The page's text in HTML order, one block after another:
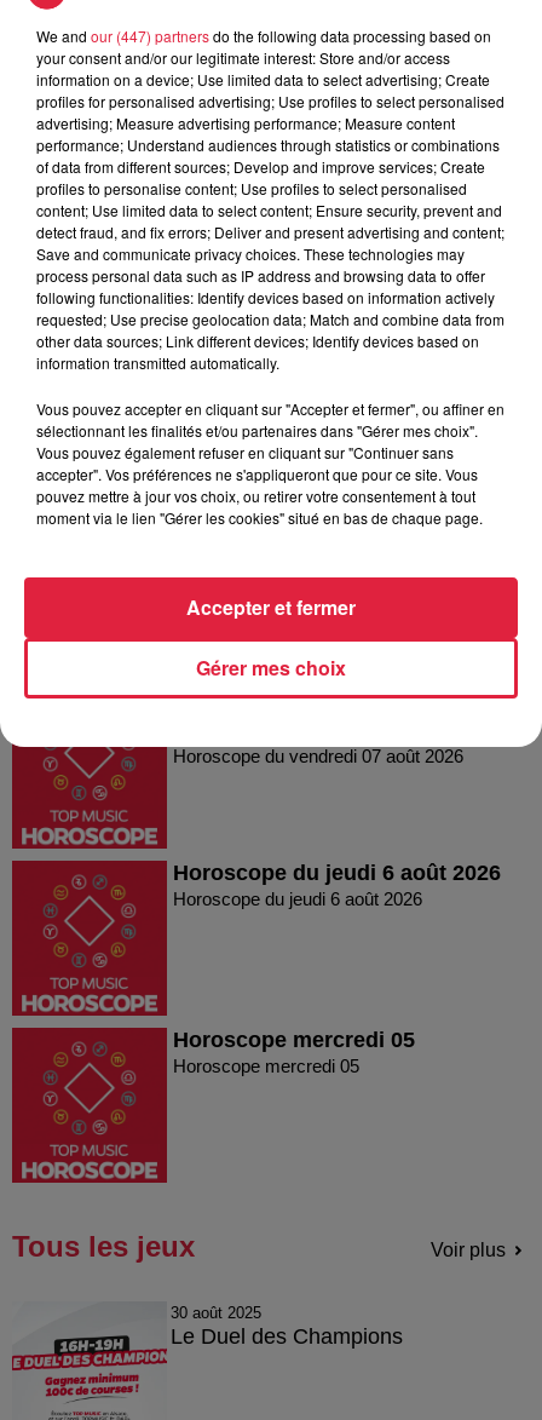
5 août 2026
Europa-Park : des précisons sur
l’après Euro-Mir
Dans la même série
Horoscope du dimanche 09 août
Horoscope du dimanche 09 août 2026
Horoscope du vendredi 07 août
Horoscope du vendredi 07 août 2026
Horoscope du jeudi 6 août 2026
Horoscope du jeudi 6 août 2026
Horoscope mercredi 05
Horoscope mercredi 05
Tous les jeux Voir plus
30 août 2025
Le Duel des Champions
We and our (447) partnersdo the following data processing based on
your consent and/or our legitimate interest: Store and/or access
information on a device; Use limited data to select advertising; Create
profiles for personalised advertising; Use profiles to select personalised
advertising; Measure advertising performance; Measure content
performance; Understand audiences through statistics or combinations
of data from different sources; Develop and improve services; Create
profiles to personalise content; Use profiles to select personalised
content; Use limited data to select content; Ensure security, prevent and
detect fraud, and fix errors; Deliver and present advertising and content;
Save and communicate privacy choices. These technologies may
process personal data such as IP address and browsing data to offer
following functionalities: Identify devices based on information actively
requested; Use precise geolocation data; Match and combine data from
other data sources; Link different devices; Identify devices based on
information transmitted automatically.
Vous pouvez accepter en cliquant sur "Accepter et fermer", ou affiner en
sélectionnant les finalités et/ou partenaires dans "Gérer mes choix".
Vous pouvez également refuser en cliquant sur "Continuer sans
accepter". Vos préférences ne s'appliqueront que pour ce site. Vous
pouvez mettre à jour vos choix, ou retirer votre consentement à tout
moment via le lien "Gérer les cookies" situé en bas de chaque page.
Gérer mes choix
Accepter et fermer